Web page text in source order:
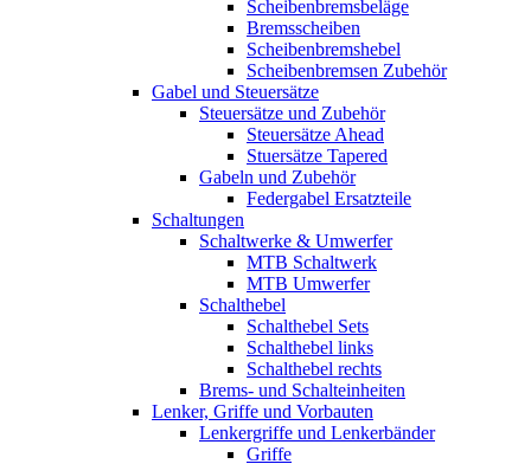
Scheibenbremsbeläge
Bremsscheiben
Scheibenbremshebel
Scheibenbremsen Zubehör
Gabel und Steuersätze
Steuersätze und Zubehör
Steuersätze Ahead
Stuersätze Tapered
Gabeln und Zubehör
Federgabel Ersatzteile
Schaltungen
Schaltwerke & Umwerfer
MTB Schaltwerk
MTB Umwerfer
Schalthebel
Schalthebel Sets
Schalthebel links
Schalthebel rechts
Brems- und Schalteinheiten
Lenker, Griffe und Vorbauten
Lenkergriffe und Lenkerbänder
Griffe